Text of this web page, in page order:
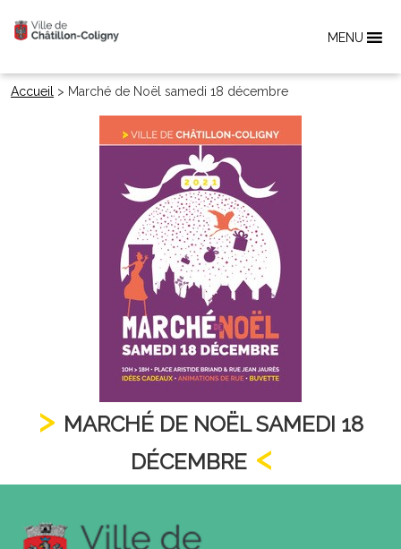
MENU
Accueil > Marché de Noël samedi 18 décembre
MARCHÉ DE NOËL SAMEDI 18
DÉCEMBRE